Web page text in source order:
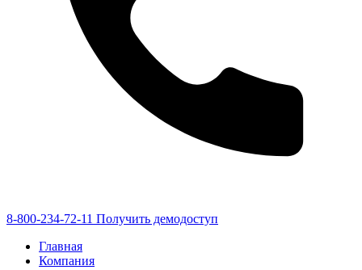
8-800-234-72-11 Получить демодоступ
Главная
Компания